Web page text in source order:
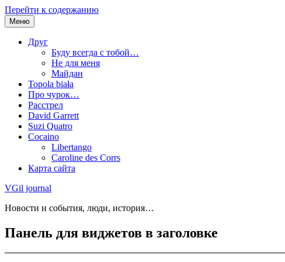
Перейти к содержанию
Меню
Друг
Буду всегда с тобой…
Не для меня
Майдан
Topola biała
Про чурок…
Расстрел
David Garrett
Suzi Quatro
Cocaino
Libertango
Caroline des Corrs
Карта сайта
VGil journal
Новости и события, люди, история…
Панель для виджетов в заголовке